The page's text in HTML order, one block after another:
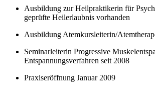
Ausbildung zur Heilpraktikerin für
geprüfte Heilerlaubnis vorhanden
Ausbildung Atemkursleiterin/
Seminarleiterin Progressive
Entspannungsverfahren seit 2008
Praxiseröffnung Januar 2009